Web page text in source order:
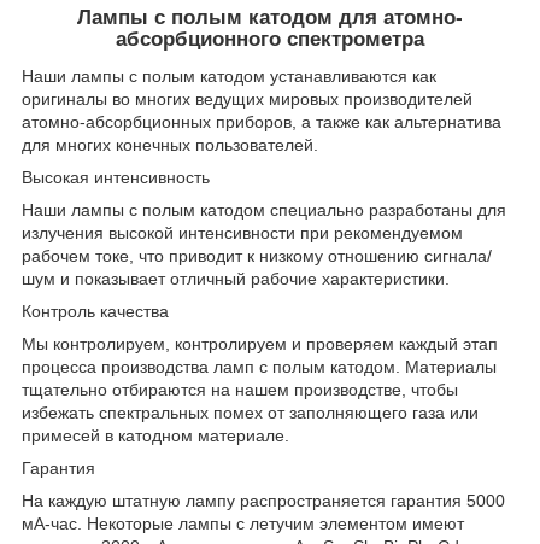
Лампы с полым катодом для атомно-
абсорбционного спектрометра
Наши лампы с полым катодом устанавливаются как
оригиналы во многих ведущих мировых производителей
атомно-абсорбционных приборов, а также как альтернатива
для многих конечных пользователей.
Высокая интенсивность
Наши лампы с полым катодом специально разработаны для
излучения высокой интенсивности при рекомендуемом
рабочем токе, что приводит к низкому отношению сигнала/
шум и показывает отличный рабочие характеристики.
Контроль качества
Мы контролируем, контролируем и проверяем каждый этап
процесса производства ламп с полым катодом. Материалы
тщательно отбираются на нашем производстве, чтобы
избежать спектральных помех от заполняющего газа или
примесей в катодном материале.
Гарантия
На каждую штатную лампу распространяется гарантия 5000
мА-час. Некоторые лампы с летучим элементом имеют